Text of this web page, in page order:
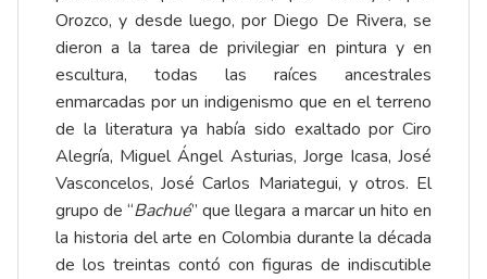
Orozco, y desde luego, por Diego De Rivera, se
dieron a la tarea de privilegiar en pintura y en
escultura, todas las raíces ancestrales
enmarcadas por un indigenismo que en el terreno
de la literatura ya había sido exaltado por Ciro
Alegría, Miguel Ángel Asturias, Jorge Icasa, José
Vasconcelos, José Carlos Mariategui, y otros. El
grupo de “Bachué” que llegara a marcar un hito en
la historia del arte en Colombia durante la década
de los treintas contó con figuras de indiscutible